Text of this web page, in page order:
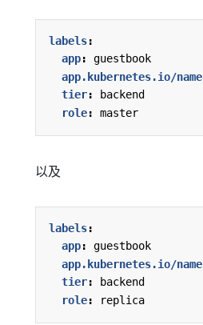
labels:
app:
guestbook
app.kubernetes.io/name
tier:
backend
role: master
以及
labels:
app:
guestbook
app.kubernetes.io/name
tier:
backend
role: replica